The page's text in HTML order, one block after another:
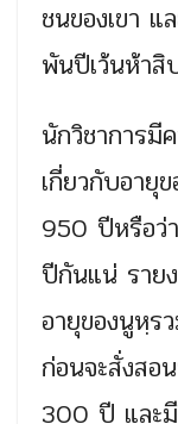
ชนของเขา แ
พันปีเว้นห้าสิ
นักวิชาการมี
เกี่ยวกับอายุ
950 ปีหรือว่
ปีกันแน่ ราย
อายุของนูหฺร
ก่อนจะสั่งสอ
300 ปี และ